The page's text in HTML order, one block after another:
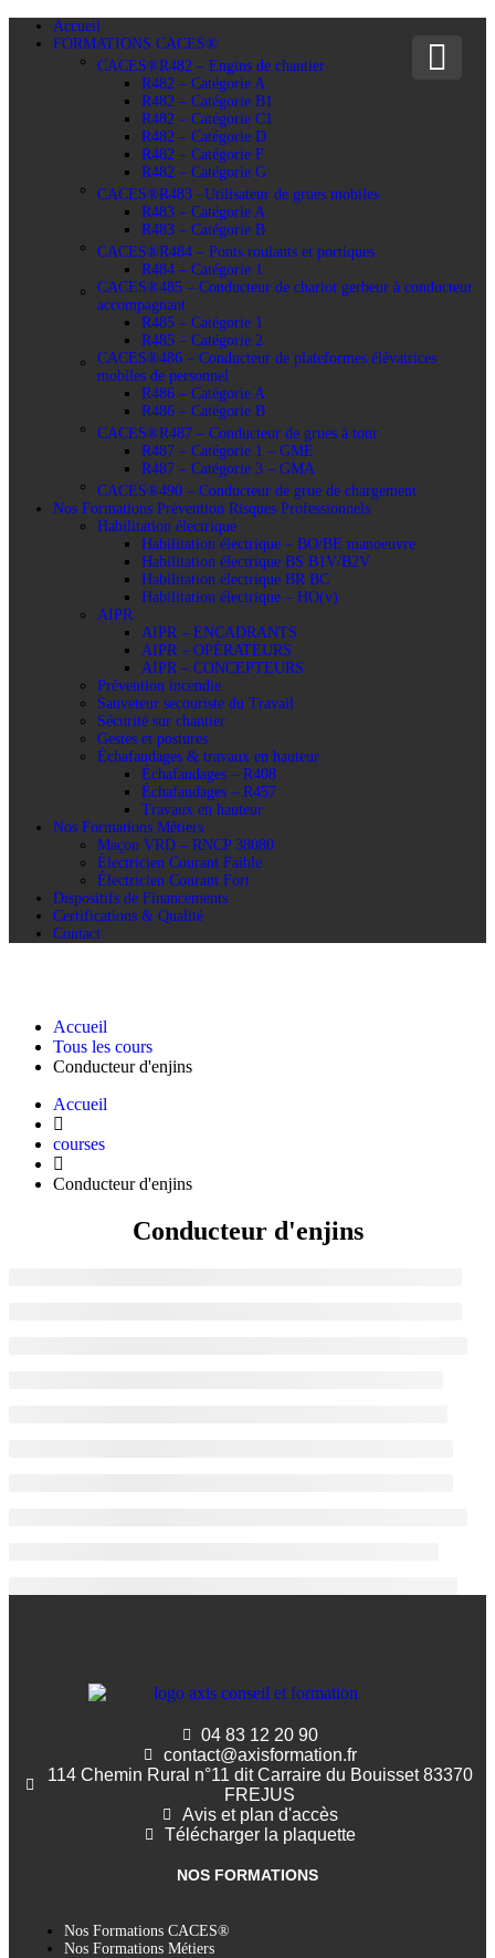
Accueil
FORMATIONS CACES®
CACES®R482 – Engins de chantier
R482 – Catégorie A
R482 – Catégorie B1
R482 – Catégorie C1
R482 – Catégorie D
R482 – Catégorie F
R482 – Catégorie G
CACES®R483 –Utilisateur de grues mobiles
R483 – Catégorie A
R483 – Catégorie B
CACES®R484 – Ponts roulants et portiques
R484 – Catégorie 1
CACES®485 – Conducteur de chariot gerbeur à conducteur
accompagnant
R485 – Catégorie 1
R485 – Catégorie 2
CACES®486 – Conducteur de plateformes élévatrices
mobiles de personnel
R486 – Catégorie A
R486 – Catégorie B
CACES®R487 – Conducteur de grues à tour
R487 – Catégorie 1 – GME
R487 – Catégorie 3 – GMA
CACES®490 – Conducteur de grue de chargement
Nos Formations Prévention Risques Professionnels
Habilitation électrique
Habilitation électrique – BO/BE manoeuvre
Habilitation électrique BS B1V/B2V
Habilitation électrique BR BC
Habilitation électrique – HO(v)
AIPR
AIPR – ENCADRANTS
AIPR – OPÉRATEURS
AIPR – CONCEPTEURS
Prévention incendie
Sauveteur secouriste du Travail
Sécurité sur chantier
Gestes et postures
Échafaudages & travaux en hauteur
Échafaudages – R408
Échafaudages – R457
Travaux en hauteur
Nos Formations Métiers
Maçon VRD – RNCP 38080
Électricien Courant Faible
Électricien Courant Fort
Dispositifs de Financements
Certifications & Qualité
Contact
Accueil
Tous les cours
Conducteur d'enjins
Accueil
courses
Conducteur d'enjins
Conducteur d'enjins
04 83 12 20 90
contact@axisformation.fr
114 Chemin Rural n°11 dit Carraire du Bouisset 83370
FREJUS
Avis et plan d'accès
Télécharger la plaquette
NOS FORMATIONS
Nos Formations CACES®
Nos Formations Métiers